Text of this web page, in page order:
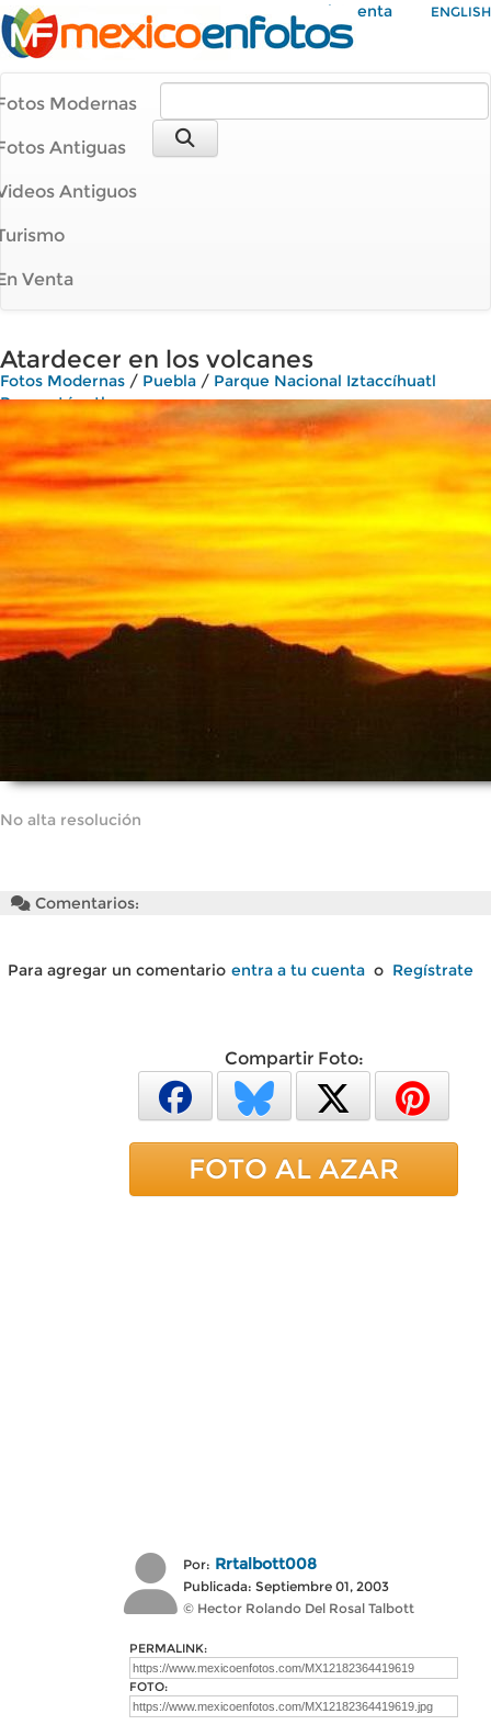
Mi Cuenta ENGLISH
Modernas
Antiguas
Antiguos
Venta
Atardecer en los volcanes
Fotos Modernas / Puebla / Parque Nacional Iztaccíhuatl
Popocatépetl
No alta resolución
Comentarios:
Para agregar un comentario entra a tu cuenta o Regístrate
Compartir Foto:
FOTO AL AZAR
Por: Rrtalbott008
Publicada: Septiembre 01, 2003
© Hector Rolando Del Rosal Talbott
PERMALINK:
FOTO: